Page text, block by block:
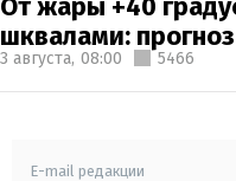
шквалами:
3 августа, 08:00 5466
E-mail редакции